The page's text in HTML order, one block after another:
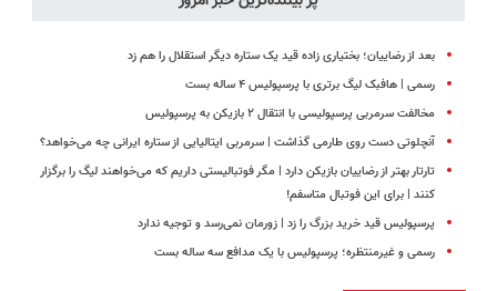
بعد از رضاییان؛ بختیاری زاده قید یک ستاره دیگر استقلال را هم زد
رسمی | هافبک لیگ برتری با پرسپولیس ۴ ساله بست
مخالفت سرمربی پرسپولیسی با انتقال ۲ بازیکن به پرسپولیس
آنچلوتی دست روی طارمی گذاشت | سرمربی ایتالیایی از ستاره ایرانی چه می‌خواهد؟
تارتار بهتر از رضاییان بازیکن دارد | مگر فوتبالیستی داریم که می‌خواهند لیگ را برگزار
کنند | برای این فوتبال متاسفم!
پرسپولیس قید خرید بزرگ را زد | زورمان نمی‌رسد و توجیه ندارد
رسمی و غیرمنتظره؛ پرسپولیس با یک مدافع سه ساله بست